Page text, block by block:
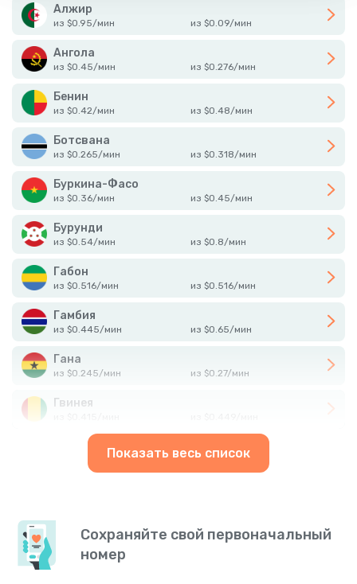
Алжир
из $0.95/мин из $0.09/мин
Ангола
из $0.45/мин из $0.276/мин
Бенин
из $0.42/мин из $0.48/мин
Ботсвана
из $0.265/мин из $0.318/мин
Буркина-Фасо
из $0.36/мин из $0.45/мин
Бурунди
из $0.54/мин из $0.8/мин
Габон
из $0.516/мин из $0.516/мин
Гамбия
из $0.445/мин из $0.65/мин
Гана
из $0.245/мин из $0.27/мин
Гвинея
Показать весь список
Сохраняйте свой первоначальный
номер